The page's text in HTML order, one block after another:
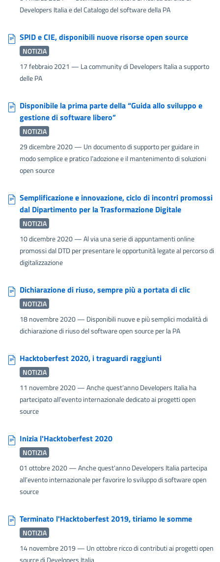
Developers Italia e del Catalogo del software della PA
SPID e CIE, disponibili nuove risorse open source
NOTIZIA
17 febbraio 2021 — La community di Developers Italia a supporto
delle PA
Disponibile la prima parte della “Guida allo sviluppo e
gestione di software libero”
NOTIZIA
29 dicembre 2020— Un documento di supporto per guidare in
modo semplice e pratico l’adozione e il mantenimento di soluzioni
open source
Semplificazione e innovazione, ciclo di incontri promossi
dal Dipartimento per la Trasformazione Digitale
NOTIZIA
10 dicembre 2020— Al via una serie di appuntamenti online
promossi dal DTD per presentare le opportunità legate al percorso di
digitalizzazione
Dichiarazione di riuso, sempre più a portata di clic
NOTIZIA
18 novembre 2020— Disponibili nuove e più semplici modalità di
dichiarazione di riuso del software open source per la PA
Hacktoberfest 2020, i traguardi raggiunti
NOTIZIA
11 novembre 2020— Anche quest’anno Developers Italia ha
partecipato all’evento internazionale dedicato ai progetti open
source
Inizia l'Hacktoberfest 2020
NOTIZIA
01 ottobre 2020— Anche quest'anno Developers Italia partecipa
all’evento internazionale per favorire lo sviluppo di software open
source
Terminato l'Hacktoberfest 2019, tiriamo le somme
NOTIZIA
14 novembre 2019 — Un ottobre ricco di contributi ai progetti open
source di Developers Italia